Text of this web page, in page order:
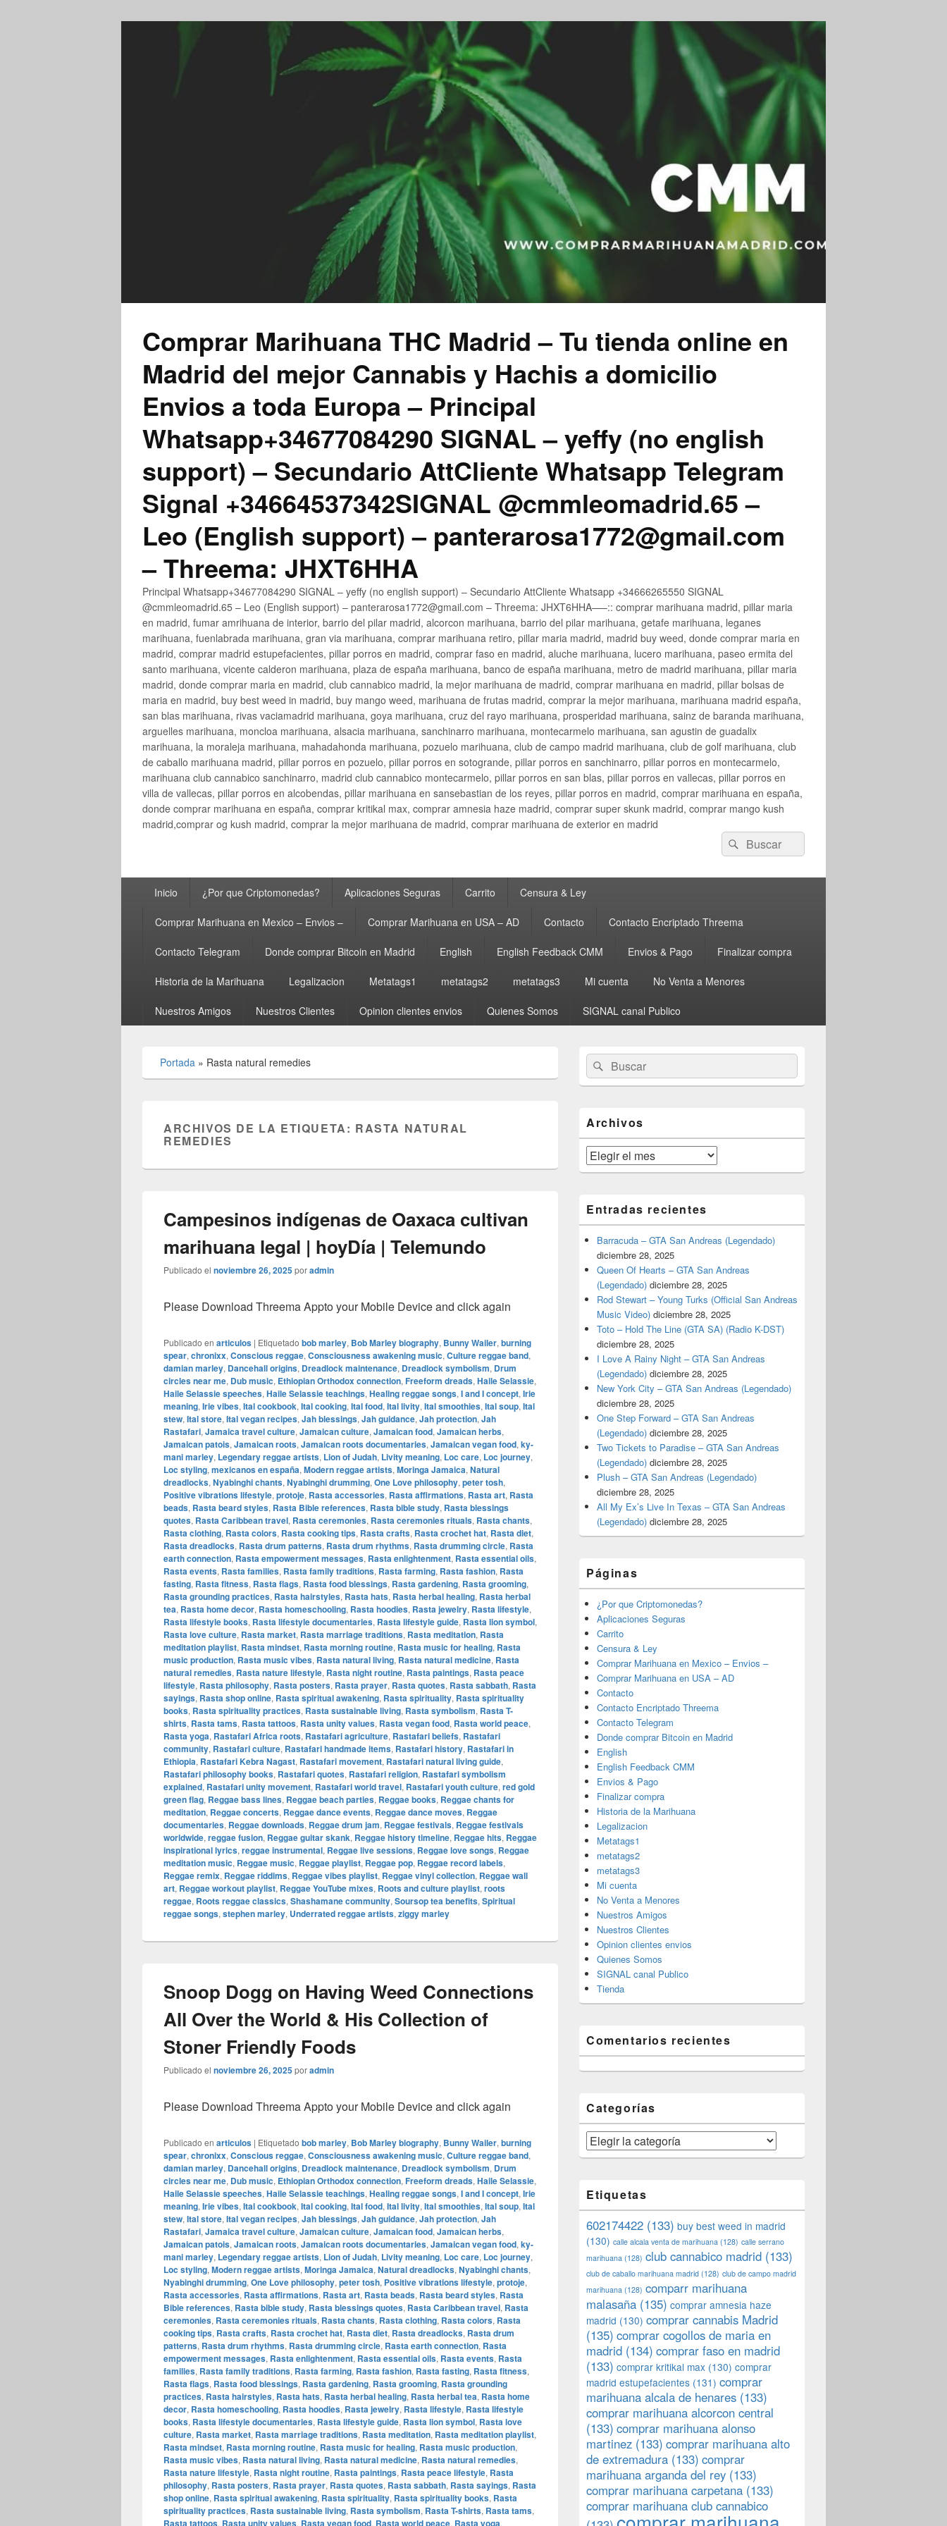
Comprar Marihuana THC Madrid – Tu tienda online en
Madrid del mejor Cannabis y Hachis a domicilio
Envios a toda Europa – Principal
Whatsapp+34677084290 SIGNAL – yeffy (no english
support) – Secundario AttCliente Whatsapp Telegram
Signal +34664537342SIGNAL @cmmleomadrid.65 –
Leo (English support) – panterarosa1772@gmail.com
– Threema: JHXT6HHA
Principal Whatsapp+34677084290 SIGNAL – yeffy (no english support) – Secundario AttCliente Whatsapp +34666265550 SIGNAL
@cmmleomadrid.65 – Leo (English support) – panterarosa1772@gmail.com – Threema: JHXT6HHA—–:: comprar marihuana madrid, pillar maria
en madrid, fumar amrihuana de interior, barrio del pilar madrid, alcorcon marihuana, barrio del pilar marihuana, getafe marihuana, leganes
marihuana, fuenlabrada marihuana, gran via marihuana, comprar marihuana retiro, pillar maria madrid, madrid buy weed, donde comprar maria en
madrid, comprar madrid estupefacientes, pillar porros en madrid, comprar faso en madrid, aluche marihuana, lucero marihuana, paseo ermita del
santo marihuana, vicente calderon marihuana, plaza de españa marihuana, banco de españa marihuana, metro de madrid marihuana, pillar maria
madrid, donde comprar maria en madrid, club cannabico madrid, la mejor marihuana de madrid, comprar marihuana en madrid, pillar bolsas de
maria en madrid, buy best weed in madrid, buy mango weed, marihuana de frutas madrid, comprar la mejor marihuana, marihuana madrid españa,
san blas marihuana, rivas vaciamadrid marihuana, goya marihuana, cruz del rayo marihuana, prosperidad marihuana, sainz de baranda marihuana,
arguelles marihuana, moncloa marihuana, alsacia marihuana, sanchinarro marihuana, montecarmelo marihuana, san agustin de guadalix
marihuana, la moraleja marihuana, mahadahonda marihuana, pozuelo marihuana, club de campo madrid marihuana, club de golf marihuana, club
de caballo marihuana madrid, pillar porros en pozuelo, pillar porros en sotogrande, pillar porros en sanchinarro, pillar porros en montecarmelo,
marihuana club cannabico sanchinarro, madrid club cannabico montecarmelo, pillar porros en san blas, pillar porros en vallecas, pillar porros en
villa de vallecas, pillar porros en alcobendas, pillar marihuana en sansebastian de los reyes, pillar porros en madrid, comprar marihuana en españa,
donde comprar marihuana en españa, comprar kritikal max, comprar amnesia haze madrid, comprar super skunk madrid, comprar mango kush
madrid,comprar og kush madrid, comprar la mejor marihuana de madrid, comprar marihuana de exterior en madrid
Buscar
por:
Buscar
principalInicio ¿Por que Criptomonedas? Aplicaciones Seguras Carrito Censura & Ley
Comprar Marihuana en Mexico – Envios – Comprar Marihuana en USA – AD Contacto Contacto Encriptado Threema
Contacto Telegram Donde comprar Bitcoin en Madrid English English Feedback CMM Envios & Pago Finalizar compra
Historia de la Marihuana Legalizacion Metatags1 metatags2 metatags3 Mi cuenta No Venta a Menores
Nuestros Amigos Nuestros Clientes Opinion clientes envios Quienes Somos SIGNAL canal Publico
Portada » Rasta natural remedies
ARCHIVOS DE LA ETIQUETA: RASTA NATURAL
REMEDIES
Campesinos indígenas de Oaxaca cultivan
marihuana legal | hoyDía | Telemundo
Publicado el noviembre 26, 2025poradmin
Please Download Threema Appto your Mobile Device and click again
Publicado en articulos | Etiquetado bob marley, Bob Marley biography, Bunny Wailer, burning
spear, chronixx, Conscious reggae, Consciousness awakening music, Culture reggae band,
damian marley, Dancehall origins, Dreadlock maintenance, Dreadlock symbolism, Drum
circles near me, Dub music, Ethiopian Orthodox connection, Freeform dreads, Haile Selassie,
Haile Selassie speeches, Haile Selassie teachings, Healing reggae songs, I and I concept, Irie
meaning, Irie vibes, Ital cookbook, Ital cooking, Ital food, Ital livity, Ital smoothies, Ital soup, Ital
stew, Ital store, Ital vegan recipes, Jah blessings, Jah guidance, Jah protection, Jah
Rastafari, Jamaica travel culture, Jamaican culture, Jamaican food, Jamaican herbs,
Jamaican patois, Jamaican roots, Jamaican roots documentaries, Jamaican vegan food, ky-
mani marley, Legendary reggae artists, Lion of Judah, Livity meaning, Loc care, Loc journey,
Loc styling, mexicanos en españa, Modern reggae artists, Moringa Jamaica, Natural
dreadlocks, Nyabinghi chants, Nyabinghi drumming, One Love philosophy, peter tosh,
Positive vibrations lifestyle, protoje, Rasta accessories, Rasta affirmations, Rasta art, Rasta
beads, Rasta beard styles, Rasta Bible references, Rasta bible study, Rasta blessings
quotes, Rasta Caribbean travel, Rasta ceremonies, Rasta ceremonies rituals, Rasta chants,
Rasta clothing, Rasta colors, Rasta cooking tips, Rasta crafts, Rasta crochet hat, Rasta diet,
Rasta dreadlocks, Rasta drum patterns, Rasta drum rhythms, Rasta drumming circle, Rasta
earth connection, Rasta empowerment messages, Rasta enlightenment, Rasta essential oils,
Rasta events, Rasta families, Rasta family traditions, Rasta farming, Rasta fashion, Rasta
fasting, Rasta fitness, Rasta flags, Rasta food blessings, Rasta gardening, Rasta grooming,
Rasta grounding practices, Rasta hairstyles, Rasta hats, Rasta herbal healing, Rasta herbal
tea, Rasta home decor, Rasta homeschooling, Rasta hoodies, Rasta jewelry, Rasta lifestyle,
Rasta lifestyle books, Rasta lifestyle documentaries, Rasta lifestyle guide, Rasta lion symbol,
Rasta love culture, Rasta market, Rasta marriage traditions, Rasta meditation, Rasta
meditation playlist, Rasta mindset, Rasta morning routine, Rasta music for healing, Rasta
music production, Rasta music vibes, Rasta natural living, Rasta natural medicine, Rasta
natural remedies, Rasta nature lifestyle, Rasta night routine, Rasta paintings, Rasta peace
lifestyle, Rasta philosophy, Rasta posters, Rasta prayer, Rasta quotes, Rasta sabbath, Rasta
sayings, Rasta shop online, Rasta spiritual awakening, Rasta spirituality, Rasta spirituality
books, Rasta spirituality practices, Rasta sustainable living, Rasta symbolism, Rasta T-
shirts, Rasta tams, Rasta tattoos, Rasta unity values, Rasta vegan food, Rasta world peace,
Rasta yoga, Rastafari Africa roots, Rastafari agriculture, Rastafari beliefs, Rastafari
community, Rastafari culture, Rastafari handmade items, Rastafari history, Rastafari in
Ethiopia, Rastafari Kebra Nagast, Rastafari movement, Rastafari natural living guide,
Rastafari philosophy books, Rastafari quotes, Rastafari religion, Rastafari symbolism
explained, Rastafari unity movement, Rastafari world travel, Rastafari youth culture, red gold
green flag, Reggae bass lines, Reggae beach parties, Reggae books, Reggae chants for
meditation, Reggae concerts, Reggae dance events, Reggae dance moves, Reggae
documentaries, Reggae downloads, Reggae drum jam, Reggae festivals, Reggae festivals
worldwide, reggae fusion, Reggae guitar skank, Reggae history timeline, Reggae hits, Reggae
inspirational lyrics, reggae instrumental, Reggae live sessions, Reggae love songs, Reggae
meditation music, Reggae music, Reggae playlist, Reggae pop, Reggae record labels,
Reggae remix, Reggae riddims, Reggae vibes playlist, Reggae vinyl collection, Reggae wall
art, Reggae workout playlist, Reggae YouTube mixes, Roots and culture playlist, roots
reggae, Roots reggae classics, Shashamane community, Soursop tea benefits, Spiritual
reggae songs, stephen marley, Underrated reggae artists, ziggy marley
Snoop Dogg on Having Weed Connections
All Over the World & His Collection of
Stoner Friendly Foods
Publicado el noviembre 26, 2025poradmin
Please Download Threema Appto your Mobile Device and click again
Publicado en articulos | Etiquetado bob marley, Bob Marley biography, Bunny Wailer, burning
spear, chronixx, Conscious reggae, Consciousness awakening music, Culture reggae band,
damian marley, Dancehall origins, Dreadlock maintenance, Dreadlock symbolism, Drum
circles near me, Dub music, Ethiopian Orthodox connection, Freeform dreads, Haile Selassie,
Haile Selassie speeches, Haile Selassie teachings, Healing reggae songs, I and I concept, Irie
meaning, Irie vibes, Ital cookbook, Ital cooking, Ital food, Ital livity, Ital smoothies, Ital soup, Ital
stew, Ital store, Ital vegan recipes, Jah blessings, Jah guidance, Jah protection, Jah
Rastafari, Jamaica travel culture, Jamaican culture, Jamaican food, Jamaican herbs,
Jamaican patois, Jamaican roots, Jamaican roots documentaries, Jamaican vegan food, ky-
mani marley, Legendary reggae artists, Lion of Judah, Livity meaning, Loc care, Loc journey,
Loc styling, Modern reggae artists, Moringa Jamaica, Natural dreadlocks, Nyabinghi chants,
Nyabinghi drumming, One Love philosophy, peter tosh, Positive vibrations lifestyle, protoje,
Rasta accessories, Rasta affirmations, Rasta art, Rasta beads, Rasta beard styles, Rasta
Bible references, Rasta bible study, Rasta blessings quotes, Rasta Caribbean travel, Rasta
ceremonies, Rasta ceremonies rituals, Rasta chants, Rasta clothing, Rasta colors, Rasta
cooking tips, Rasta crafts, Rasta crochet hat, Rasta diet, Rasta dreadlocks, Rasta drum
patterns, Rasta drum rhythms, Rasta drumming circle, Rasta earth connection, Rasta
empowerment messages, Rasta enlightenment, Rasta essential oils, Rasta events, Rasta
families, Rasta family traditions, Rasta farming, Rasta fashion, Rasta fasting, Rasta fitness,
Rasta flags, Rasta food blessings, Rasta gardening, Rasta grooming, Rasta grounding
practices, Rasta hairstyles, Rasta hats, Rasta herbal healing, Rasta herbal tea, Rasta home
decor, Rasta homeschooling, Rasta hoodies, Rasta jewelry, Rasta lifestyle, Rasta lifestyle
books, Rasta lifestyle documentaries, Rasta lifestyle guide, Rasta lion symbol, Rasta love
culture, Rasta market, Rasta marriage traditions, Rasta meditation, Rasta meditation playlist,
Rasta mindset, Rasta morning routine, Rasta music for healing, Rasta music production,
Rasta music vibes, Rasta natural living, Rasta natural medicine, Rasta natural remedies,
Rasta nature lifestyle, Rasta night routine, Rasta paintings, Rasta peace lifestyle, Rasta
philosophy, Rasta posters, Rasta prayer, Rasta quotes, Rasta sabbath, Rasta sayings, Rasta
shop online, Rasta spiritual awakening, Rasta spirituality, Rasta spirituality books, Rasta
spirituality practices, Rasta sustainable living, Rasta symbolism, Rasta T-shirts, Rasta tams,
Rasta tattoos, Rasta unity values, Rasta vegan food, Rasta world peace, Rasta yoga,
área
de
widget
lateral
primaria
Buscar
por:
Buscar
Archivos
Archivos
Entradas recientes
Barracuda – GTA San Andreas (Legendado)
diciembre 28, 2025
Queen Of Hearts – GTA San Andreas
(Legendado) diciembre 28, 2025
Rod Stewart – Young Turks (Official San Andreas
Music Video) diciembre 28, 2025
Toto – Hold The Line (GTA SA) (Radio K-DST)
diciembre 28, 2025
I Love A Rainy Night – GTA San Andreas
(Legendado) diciembre 28, 2025
New York City – GTA San Andreas (Legendado)
diciembre 28, 2025
One Step Forward – GTA San Andreas
(Legendado) diciembre 28, 2025
Two Tickets to Paradise – GTA San Andreas
(Legendado) diciembre 28, 2025
Plush – GTA San Andreas (Legendado)
diciembre 28, 2025
All My Ex’s Live In Texas – GTA San Andreas
(Legendado) diciembre 28, 2025
Páginas
¿Por que Criptomonedas?
Aplicaciones Seguras
Carrito
Censura & Ley
Comprar Marihuana en Mexico – Envios –
Comprar Marihuana en USA – AD
Contacto
Contacto Encriptado Threema
Contacto Telegram
Donde comprar Bitcoin en Madrid
English
English Feedback CMM
Envios & Pago
Finalizar compra
Historia de la Marihuana
Legalizacion
Metatags1
metatags2
metatags3
Mi cuenta
No Venta a Menores
Nuestros Amigos
Nuestros Clientes
Opinion clientes envios
Quienes Somos
SIGNAL canal Publico
Tienda
Comentarios recientes
Categorías
Categorías
Etiquetas
602174422 (133) buy best weed in madrid
(130) calle alcala venta de marihuana (128) calle serrano
marihuana (128) club cannabico madrid (133)
club de caballo marihuana madrid (128) club de campo madrid
marihuana (128) comparr marihuana
malasaña (135) comprar amnesia haze
madrid (130) comprar cannabis Madrid
(135) comprar cogollos de maria en
madrid (134) comprar faso en madrid
(133) comprar kritikal max (130) comprar
madrid estupefacientes (131) comprar
marihuana alcala de henares (133)
comprar marihuana alcorcon central
(133) comprar marihuana alonso
martinez (133) comprar marihuana alto
de extremadura (133) comprar
marihuana arganda del rey (133)
comprar marihuana carpetana (133)
comprar marihuana club cannabico